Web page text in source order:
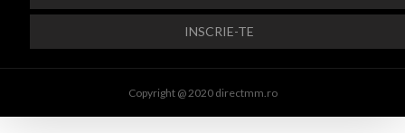
Copyright @ 2020 directmm.ro